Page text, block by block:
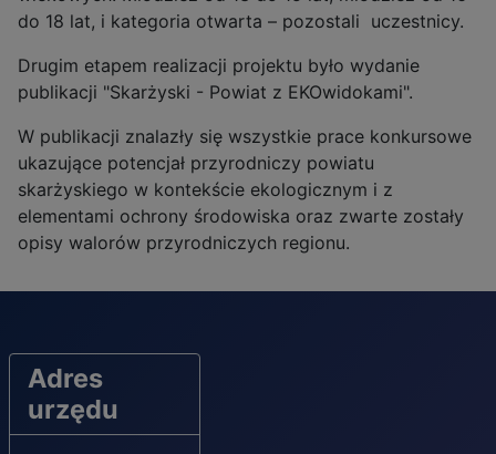
do 18 lat, i kategoria otwarta – pozostali uczestnicy.
Drugim etapem realizacji projektu było wydanie
publikacji "Skarżyski - Powiat z EKOwidokami".
W publikacji znalazły się wszystkie prace konkursowe
ukazujące potencjał przyrodniczy powiatu
skarżyskiego w kontekście ekologicznym i z
elementami ochrony środowiska oraz zwarte zostały
opisy walorów przyrodniczych regionu.
Adres
urzędu